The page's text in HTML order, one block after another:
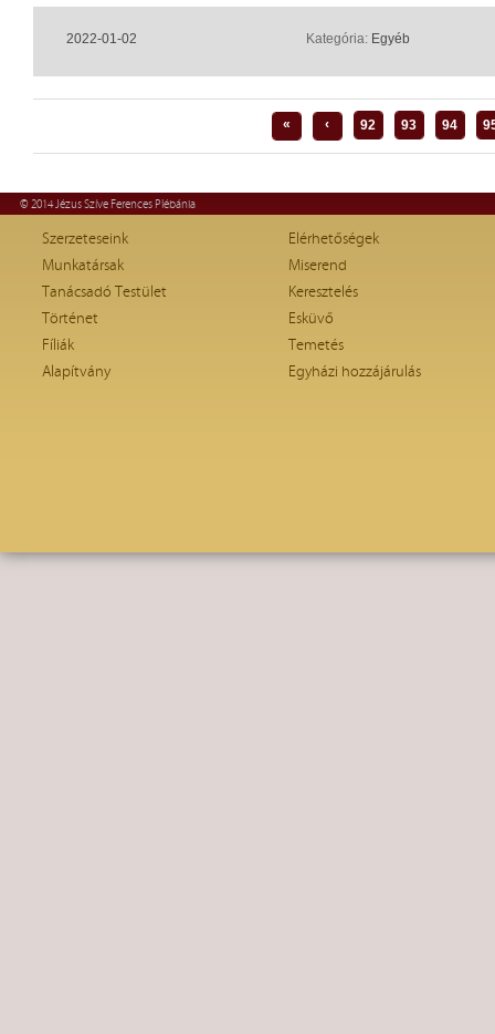
2022-01-02 Kategória: Egyéb
« ‹ 92 93 94
© 2014 Jézus Szíve Ferences Plébánia
Szerzeteseink
Munkatársak
Tanácsadó Testület
Történet
Fíliák
Alapítvány
Elérhetőségek
Miserend
Keresztelés
Esküvő
Temetés
Egyházi hozzájárulás